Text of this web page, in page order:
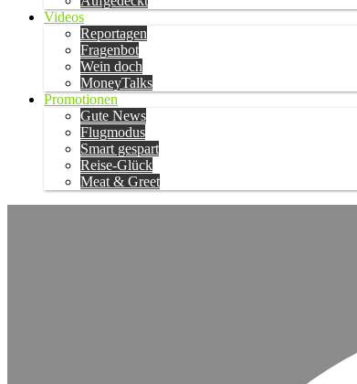
Videos
Reportagen
Fragenbot
Wein doch
MoneyTalks
Promotionen
Gute News
Flugmodus
Smart gespart
Reise-Glück
Meat & Greet